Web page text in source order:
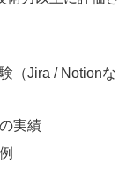
（Jira / Notionな
実績